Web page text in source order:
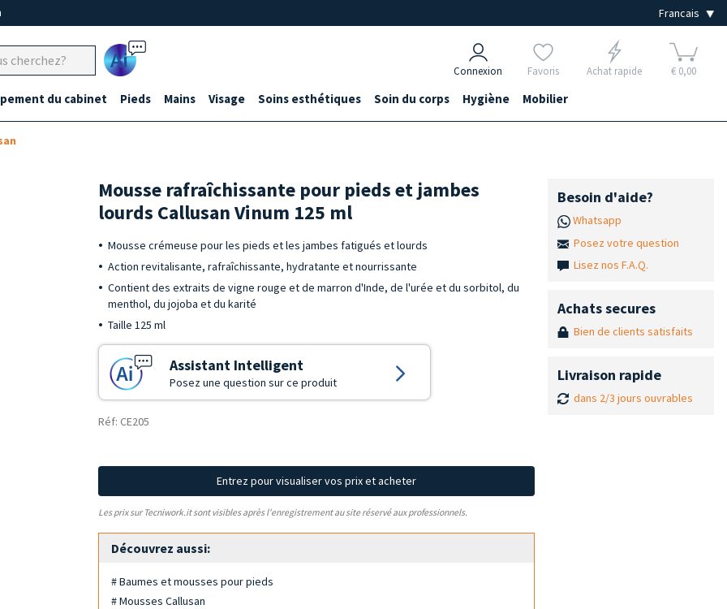
Ai Connexion Favoris Achat rapide € 0,00
du cabinet Pieds Mains Visage Soins esthétiques Soin du corps Hygiène Mobilier
Mousse rafraîchissante pour pieds et jambes
lourds Callusan Vinum 125 ml
Mousse crémeuse pour les pieds et les jambes fatigués et lourds
Action revitalisante, rafraîchissante, hydratante et nourrissante
Contient des extraits de vigne rouge et de marron d'Inde, de l'urée et du sorbitol, du
menthol, du jojoba et du karité
Taille 125 ml
Assistant Intelligent
Posez une question sur ce produit
Réf: CE205
Entrez pour visualiser vos prix et acheter
Les prix sur Tecniwork.it sont visibles après l'enregistrement au site réservé aux professionnels.
Découvrez aussi:
# Baumes et mousses pour pieds
# Mousses Callusan
Besoin d'aide?
Whatsapp
Posez votre question
Lisez nos F.A.Q.
Achats secures
Bien de clients satisfaits
Livraison rapide
dans 2/3 jours ouvrables